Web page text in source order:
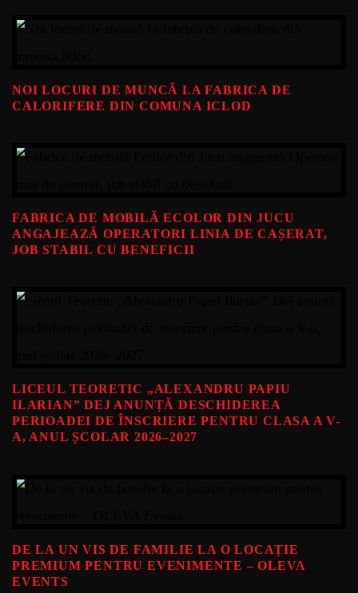
NOI LOCURI DE MUNCĂ LA FABRICA DE
CALORIFERE DIN COMUNA ICLOD
FABRICA DE MOBILĂ ECOLOR DIN JUCU
ANGAJEAZĂ OPERATORI LINIA DE CAȘERAT,
JOB STABIL CU BENEFICII
LICEUL TEORETIC „ALEXANDRU PAPIU
ILARIAN” DEJ ANUNȚĂ DESCHIDEREA
PERIOADEI DE ÎNSCRIERE PENTRU CLASA A V-
A, ANUL ȘCOLAR 2026–2027
DE LA UN VIS DE FAMILIE LA O LOCAȚIE
PREMIUM PENTRU EVENIMENTE – OLEVA
EVENTS